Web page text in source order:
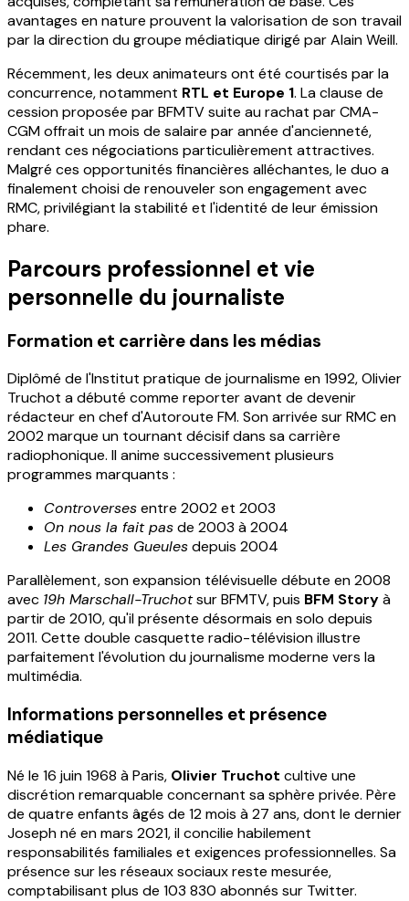
avantages en nature prouvent la valorisation de son travail
par la direction du groupe médiatique dirigé par Alain Weill.
Récemment, les deux animateurs ont été courtisés par la
concurrence, notamment RTL et Europe 1. La clause de
cession proposée par BFMTV suite au rachat par CMA-
CGM offrait un mois de salaire par année d'ancienneté,
rendant ces négociations particulièrement attractives.
Malgré ces opportunités financières alléchantes, le duo a
finalement choisi de renouveler son engagement avec
RMC, privilégiant la stabilité et l'identité de leur émission
phare.
Parcours professionnel et vie
personnelle du journaliste
Formation et carrière dans les médias
Diplômé de l'Institut pratique de journalisme en 1992, Olivier
Truchot a débuté comme reporter avant de devenir
rédacteur en chef d'Autoroute FM. Son arrivée sur RMC en
2002 marque un tournant décisif dans sa carrière
radiophonique. Il anime successivement plusieurs
programmes marquants :
Controversesentre 2002 et 2003
On nous la fait pasde 2003 à 2004
Les Grandes Gueulesdepuis 2004
Parallèlement, son expansion télévisuelle débute en 2008
avec 19h Marschall-Truchotsur BFMTV, puis BFM Storyà
partir de 2010, qu'il présente désormais en solo depuis
2011. Cette double casquette radio-télévision illustre
parfaitement l'évolution du journalisme moderne vers la
multimédia.
Informations personnelles et présence
médiatique
Né le 16 juin 1968 à Paris, Olivier Truchot cultive une
discrétion remarquable concernant sa sphère privée. Père
de quatre enfants âgés de 12 mois à 27 ans, dont le dernier
Joseph né en mars 2021, il concilie habilement
responsabilités familiales et exigences professionnelles. Sa
présence sur les réseaux sociaux reste mesurée,
comptabilisant plus de 103 830 abonnés sur Twitter.